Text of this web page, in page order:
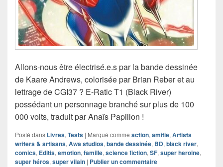
Allons-nous être électrisé.e.s par la bande dessinée
de Kaare Andrews, colorisée par Brian Reber et au
lettrage de CGI37 ? E-Ratic T1 (Black River)
possédant un personnage branché sur plus de 100
000 volts, traduit par Anaïs Papillon !
Posté dans Livres, Tests | Marqué comme action, amitie, Artists
writers & artisans, Awa studios, bande dessinée, BD, black river,
comics, Editis, emotion, famille, science fiction, SF, super heroine,
super héros, super vilain | Publier un commentaire